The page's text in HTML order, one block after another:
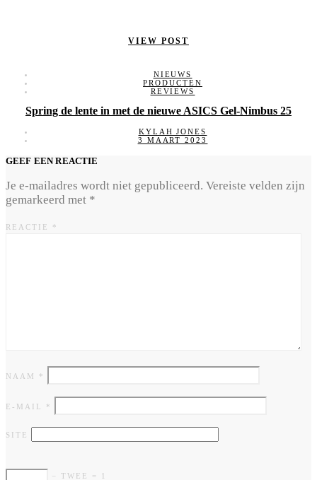
VIEW POST
NIEUWS
PRODUCTEN
REVIEWS
Spring de lente in met de nieuwe ASICS Gel-Nimbus 25
KYLAH JONES
3 MAART 2023
GEEF EEN REACTIE
Je e-mailadres wordt niet gepubliceerd. Vereiste velden zijn
gemarkeerd met *
REACTIE *
NAAM *
E-MAIL *
SITE
− TWEE = 1